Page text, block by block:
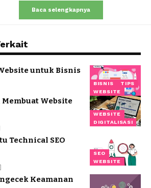
Baca selengkapnya
BISNIS
TIPS
WEBSITE
untuk Bisnis
WEBSITE
DIGITALISASI
Website
SEO
WEBSITE
Technical SEO
Keamanan